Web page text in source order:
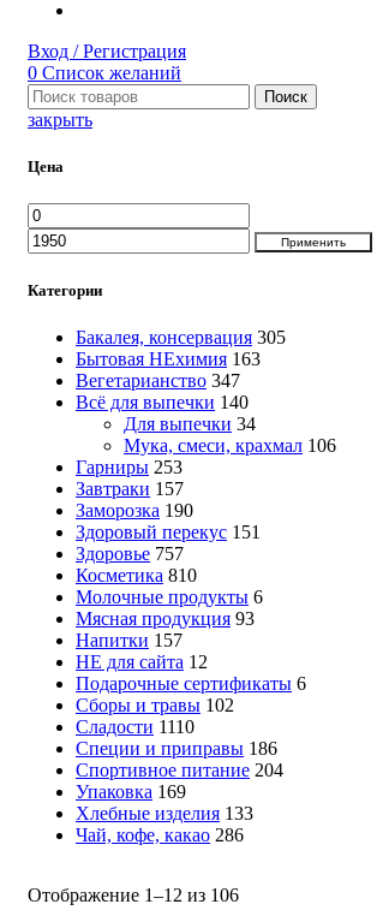
Вход / Регистрация
0 Список желаний
Поиск
закрыть
Цена
Минимальная
цена
ценаПрименить
Категории
Бакалея, консервация 305
Бытовая НЕхимия 163
Вегетарианство 347
Всё для выпечки 140
Для выпечки 34
Мука, смеси, крахмал 106
Гарниры 253
Завтраки 157
Заморозка 190
Здоровый перекус 151
Здоровье 757
Косметика 810
Молочные продукты 6
Мясная продукция 93
Напитки 157
НЕ для сайта 12
Подарочные сертификаты 6
Сборы и травы 102
Сладости 1110
Специи и приправы 186
Спортивное питание 204
Упаковка 169
Хлебные изделия 133
Чай, кофе, какао 286
Отображение 1–12 из 106